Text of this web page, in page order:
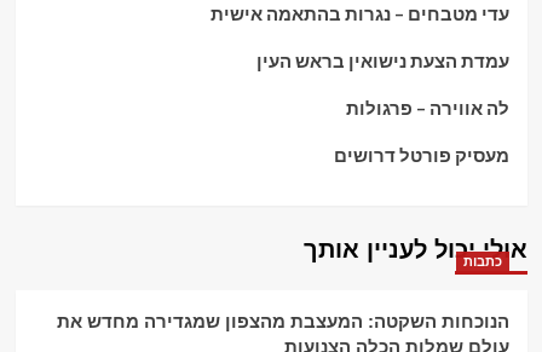
עדי מטבחים – נגרות בהתאמה אישית
עמדת הצעת נישואין בראש העין
לה אווירה – פרגולות
מעסיק פורטל דרושים
אולי יכול לעניין אותך
כתבות
הנוכחות השקטה: המעצבת מהצפון שמגדירה מחדש את
עולם שמלות הכלה הצנועות